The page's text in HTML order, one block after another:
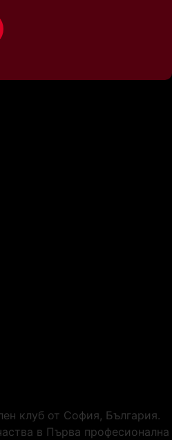
клуб от София, България.
в Първа професионална